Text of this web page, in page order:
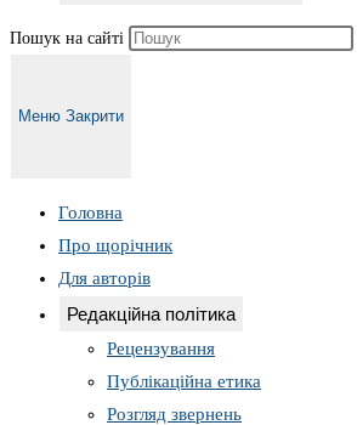
Пошук на сайті
Меню Закрити
Головна
Про щорічник
Для авторів
Редакційна політика
Рецензування
Публікаційна етика
Розгляд звернень